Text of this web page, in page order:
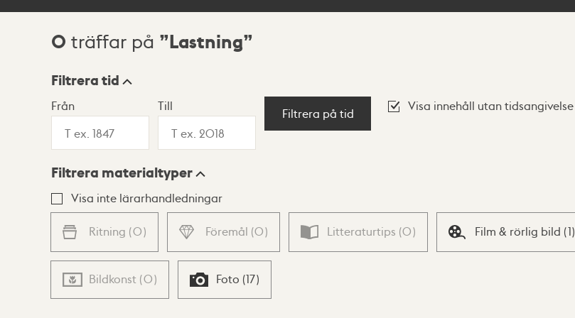
Sökresultat
0 träffar på Lastning
Visningsläge
Lista Karta
Filtrera tid
Från Till
Filtrera på tid
Visa innehåll utan tidsangivelse
Filtrera materialtyper
Visa inte lärarhandledningar
Ritning (0) Föremål (0) Litteraturtips (0) Film & rörlig bild (1)
Bildkonst (0) Foto (17)